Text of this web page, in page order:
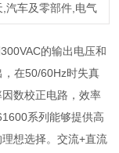
汽车及零部件,电气
的输出电压和
在50/60Hz时失真
数校正电路，效率
系列能够提供高
想选择。交流+直流